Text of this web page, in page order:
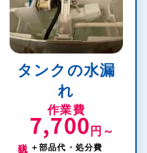
タンクの水漏
れ
作業費
7,700 円～
＋部品代・処分費